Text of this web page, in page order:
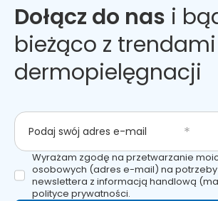
Dołącz do nas i
bieżąco z trendami
dermopielęgnacji
Podaj swój adres e-mail
Wyrażam zgodę na przetwarzanie
osobowych (adres e-mail) na potrzeby
newslettera z informacją handlową
polityce prywatności.